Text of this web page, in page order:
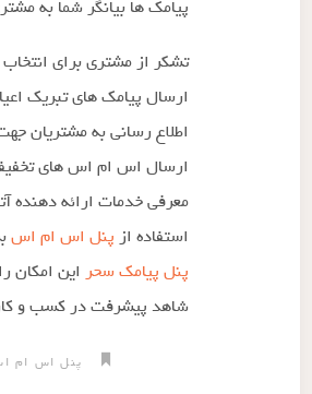
پیامک ها بیانگر شما به
تشکر از مشتری برای انتخاب
ارسال پیامک های تبریک
اطلاع رسانی به مشتریان
ارسال اس ام اس های
معرفی خدمات ارائه دهنده
استفاده از پنل اس ام اس
پنل پیامک سحر این امکان
شاهد پیشرفت در کسب و
پنل اس ام